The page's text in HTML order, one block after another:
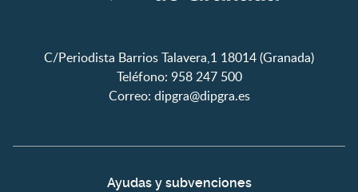
C/Periodista Barrios Talavera,1 18014 (Granada)
Teléfono: 958 247 500
Correo: dipgra@dipgra.es
Ayudas y subvenciones